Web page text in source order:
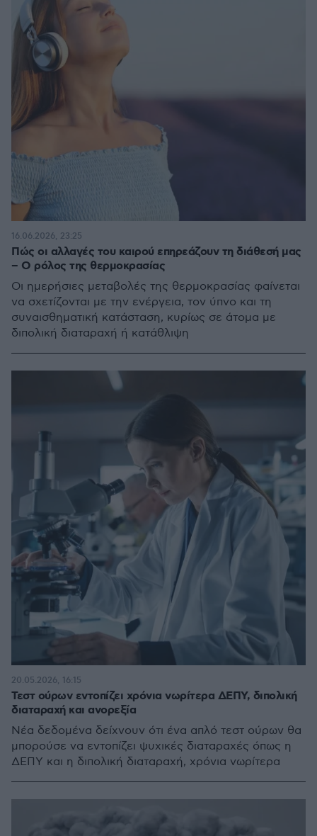
Πώς οι αλλαγές του καιρού επηρεάζουν τη διάθεσή μας
– Ο ρόλος της θερμοκρασίας
Οι ημερήσιες μεταβολές της θερμοκρασίας φαίνεται
να σχετίζονται με την ενέργεια, τον ύπνο και τη
συναισθηματική κατάσταση, κυρίως σε άτομα με
διπολική διαταραχή ή κατάθλιψη
16.06.2026, 23:25
Τεστ ούρων εντοπίζει χρόνια νωρίτερα ΔΕΠΥ, διπολική
διαταραχή και ανορεξία
Νέα δεδομένα δείχνουν ότι ένα απλό τεστ ούρων θα
μπορούσε να εντοπίζει ψυχικές διαταραχές όπως η
ΔΕΠΥ και η διπολική διαταραχή, χρόνια νωρίτερα
20.05.2026, 16:15